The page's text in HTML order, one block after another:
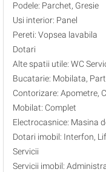
Podele: Parchet, Gresie
Usi interior: Panel
Pereti: Vopsea lavabila
Dotari
Alte spatii utile: WC
Bucatarie: Mobilata,
Contorizare: Apometre,
Mobilat: Complet
Electrocasnice: Masina
Dotari imobil: Interfon,
Servicii
Servicii imobil: